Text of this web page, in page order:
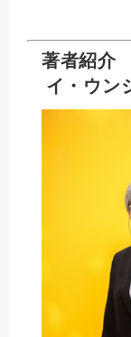
著者紹介
イ・ウン